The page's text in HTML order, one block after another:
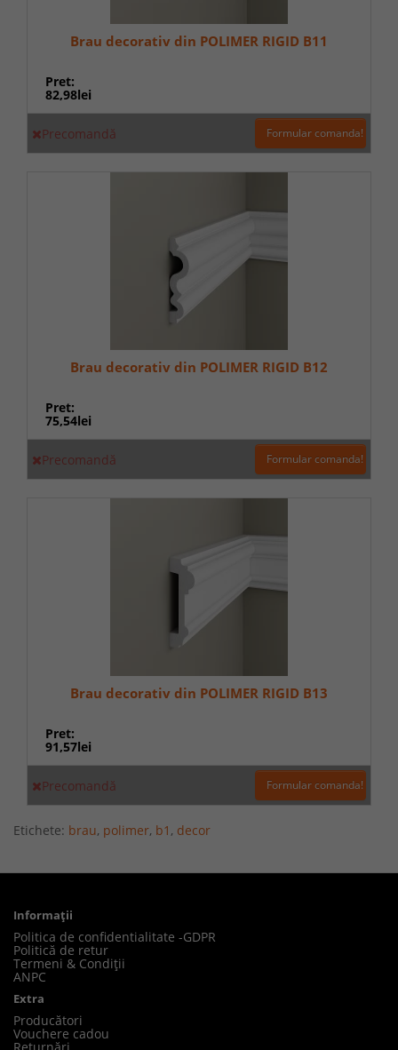
Brau decorativ din POLIMER RIGID B11
Pret:
82,98lei
Precomandă Formular comanda!
Brau decorativ din POLIMER RIGID B12
Pret:
75,54lei
Precomandă Formular comanda!
Brau decorativ din POLIMER RIGID B13
Pret:
91,57lei
Precomandă Formular comanda!
Etichete: brau, polimer, b1 , decor
Informaţii
Politica de confidentialitate -GDPR
Politică de retur
Termeni & Condiții
ANPC
Extra
Producători
Vouchere cadou
Returnări